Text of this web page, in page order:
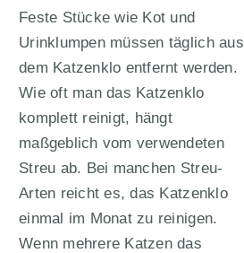
Feste Stücke wie Kot und
Urinklumpen müssen täglich aus
dem Katzenklo entfernt werden.
Wie oft man das Katzenklo
komplett reinigt, hängt
maßgeblich vom verwendeten
Streu ab. Bei manchen Streu-
Arten reicht es, das Katzenklo
einmal im Monat zu reinigen.
Wenn mehrere Katzen das